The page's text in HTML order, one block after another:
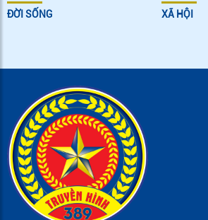
ĐỜI SỐNG XÃ HỘI